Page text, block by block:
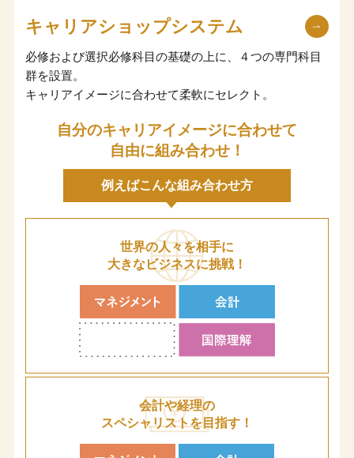
キャリアショップシステム
必修および選択必修科目の基礎の上に、４つの専門科目
群を設置。
キャリアイメージに合わせて柔軟にセレクト。
自分のキャリアイメージに合わせて
自由に組み合わせ！
例えばこんな組み合わせ方
世界の人々を相手に
大きなビジネスに挑戦！
会計や経理の
スペシャリストを 目指す！